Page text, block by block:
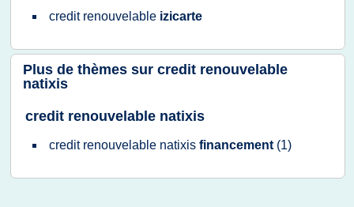
credit renouvelable izicarte
Plus de thèmes sur credit renouvelable
natixis
credit renouvelable natixis
credit renouvelable natixis financement (1)